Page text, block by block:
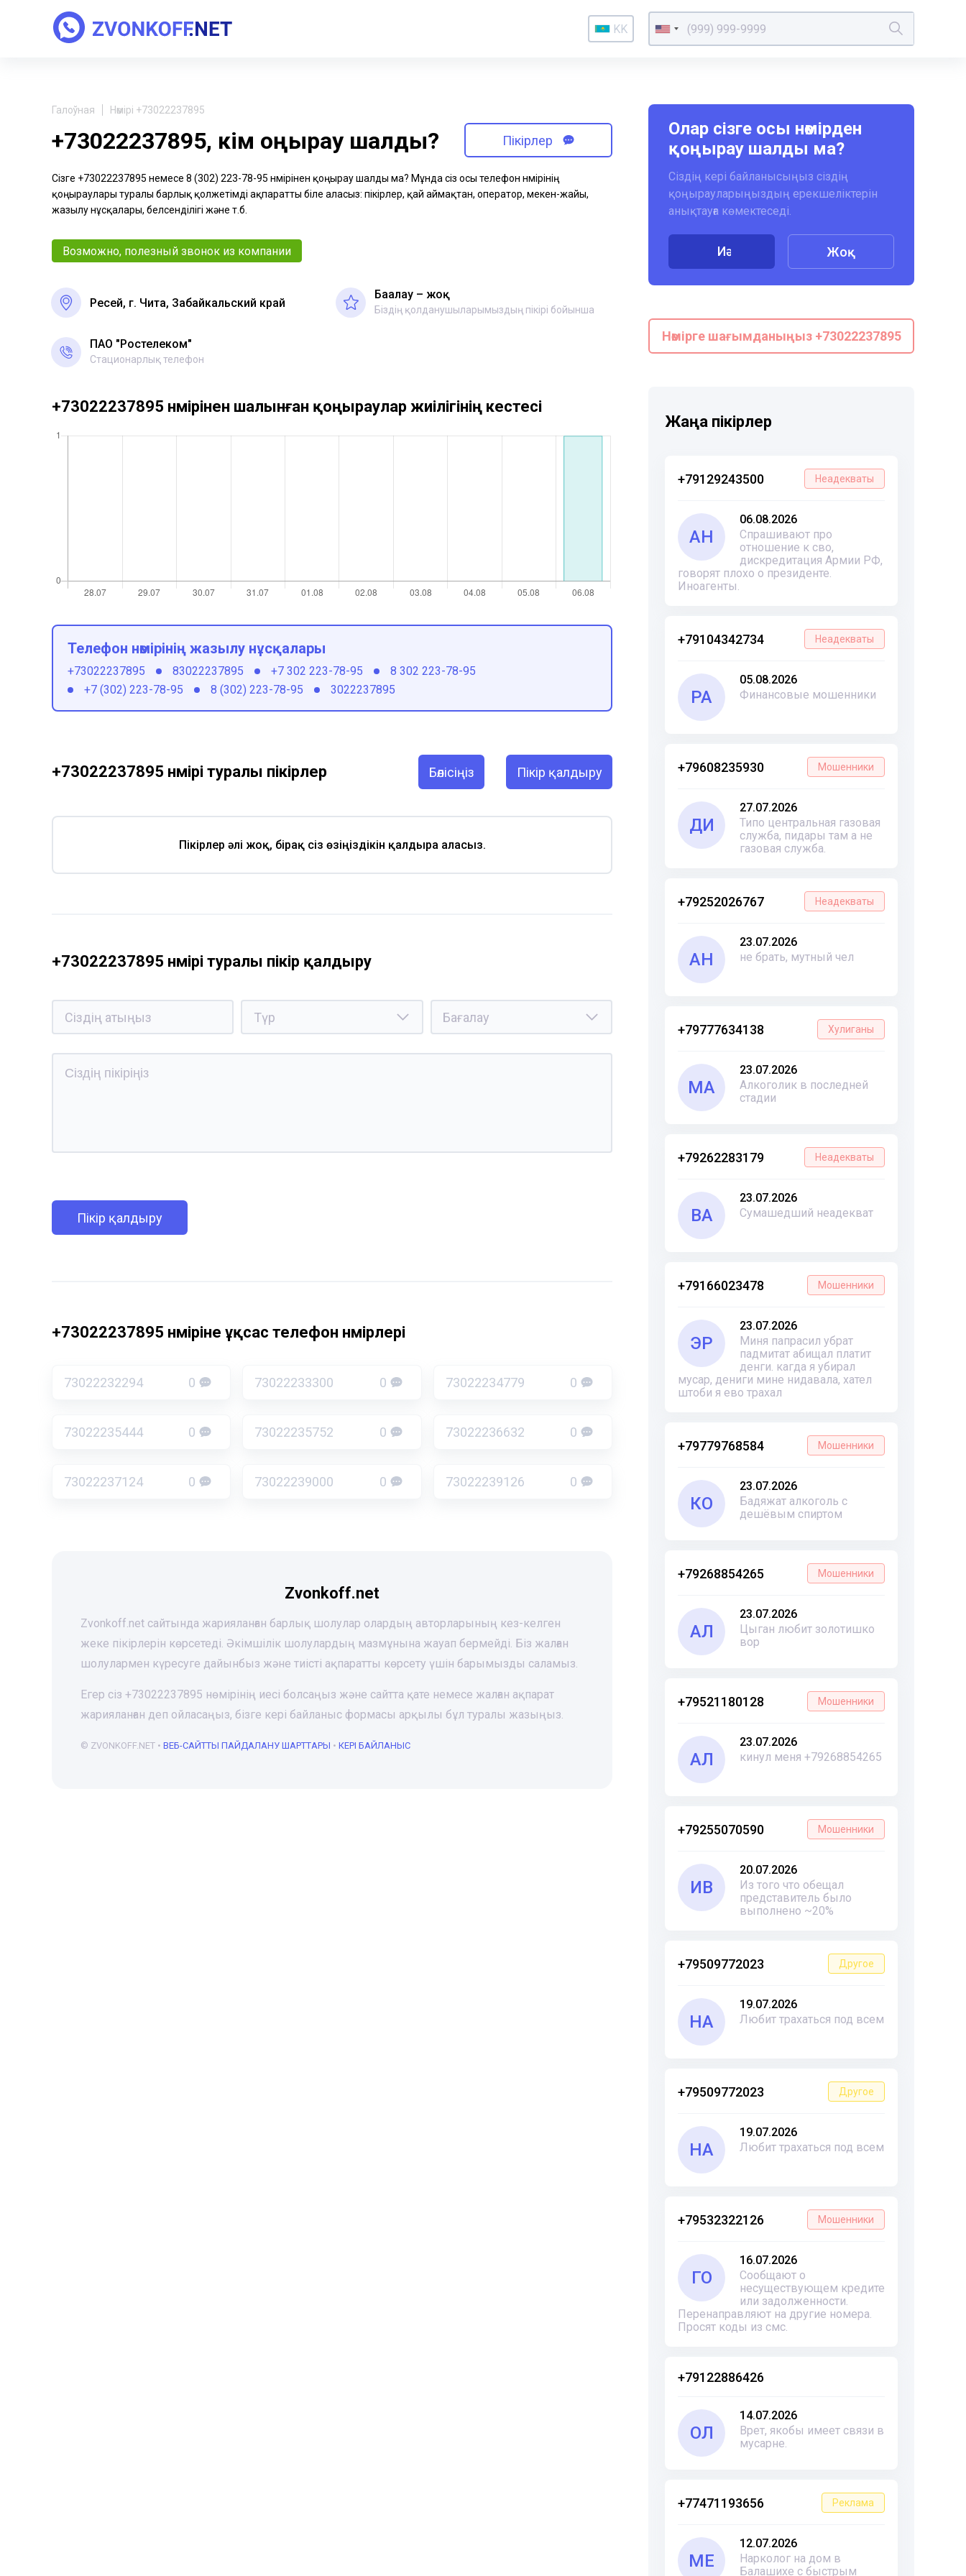
KK
Галоўная Нөмірі +73022237895
+73022237895, кім қоңырау шалды? Пікірлер
Сізге +73022237895 немесе 8 (302) 223-78-95 нөмірінен қоңырау шалды ма? Мұнда сіз осы телефон нөмірінің
қоңыраулары туралы барлық қолжетімді ақпаратты біле аласыз: пікірлер, қай аймақтан, оператор, мекен-жайы,
жазылу нұсқалары, белсенділігі және т.б.
Возможно, полезный звонок из компании
Ресей, г. Чита, Забайкальский край
Бағалау – жоқ
Біздің қолданушыларымыздың пікірі бойынша
ПАО "Ростелеком"
Стационарлық телефон
Олар сізге осы нөмірден
қоңырау шалды ма?
Сіздің кері байланысыңыз сіздің
қоңырауларыңыздың ерекшеліктерін
анықтауға көмектеседі.
Иә Жоқ
Нөмірге шағымданыңыз +73022237895
Жаңа пікірлер
+79129243500 Неадекваты
АН
06.08.2026
Спрашивают про
отношение к сво,
дискредитация Армии РФ,
говорят плохо о президенте.
Иноагенты.
+79104342734 Неадекваты
РА
05.08.2026
Финансовые мошенники
+79608235930 Мошенники
ДИ
27.07.2026
Типо центральная газовая
служба, пидары там а не
газовая служба.
+79252026767 Неадекваты
АН
23.07.2026
не брать, мутный чел
+79777634138 Хулиганы
МА
23.07.2026
Алкоголик в последней
стадии
+79262283179 Неадекваты
ВА
23.07.2026
Сумашедший неадекват
+79166023478 Мошенники
ЭР
23.07.2026
Миня папрасил убрат
падмитат абищал платит
денги. кагда я убирал
мусар, дениги мине нидавала, хател
штоби я ево трахал
+79779768584 Мошенники
КО
23.07.2026
Бадяжат алкоголь с
дешёвым спиртом
+79268854265 Мошенники
АЛ
23.07.2026
Цыган любит золотишко
вор
+79521180128 Мошенники
АЛ
23.07.2026
кинул меня +79268854265
+79255070590 Мошенники
ИВ
20.07.2026
Из того что обещал
представитель было
выполнено ~20%
+79509772023 Другое
НА
19.07.2026
Любит трахаться под всем
+79509772023 Другое
НА
19.07.2026
Любит трахаться под всем
+79532322126 Мошенники
ГО
16.07.2026
Сообщают о
несуществующем кредите
или задолженности.
Перенаправляют на другие номера.
Просят коды из смс.
+79122886426
ОЛ
14.07.2026
Врет, якобы имеет связи в
мусарне.
+77471193656 Реклама
ME
12.07.2026
Нарколог на дом в
Балашихе с быстрым
+73022237895 нөмірінен шалынған қоңыраулар жиілігінің кестесі
Телефон нөмірінің жазылу нұсқалары
+73022237895 83022237895 +7 302 223-78-95
8 302 223-78-95
+7 (302) 223-78-95
8 (302) 223-78-95 3022237895
+73022237895 нөмірі туралы пікірлер Бөлісіңіз Пікір қалдыру
Пікірлер әлі жоқ, бірақ сіз өзіңіздікін қалдыра аласыз.
+73022237895 нөмірі туралы пікір қалдыру
Пікір қалдыру
+73022237895 нөміріне ұқсас телефон нөмірлері
73022232294 0 73022233300 0 73022234779 0
73022235444 0 73022235752 0 73022236632 0
73022237124 0 73022239000 0 73022239126 0
Zvonkoff.net
Zvonkoff.net сайтында жарияланған барлық шолулар олардың авторларының кез-келген
жеке пікірлерін көрсетеді. Әкімшілік шолулардың мазмұнына жауап бермейді. Біз жалған
шолулармен күресуге дайынбыз және тиісті ақпаратты көрсету үшін барымызды саламыз.
Егер сіз +73022237895 нөмірінің иесі болсаңыз және сайтта қате немесе жалған ақпарат
жарияланған деп ойласаңыз, бізге кері байланыс формасы арқылы бұл туралы жазыңыз.
© ZVONKOFF.NET • ВЕБ-CАЙТТЫ ПАЙДАЛАНУ ШАРТТАРЫ • КЕРІ БАЙЛАНЫС